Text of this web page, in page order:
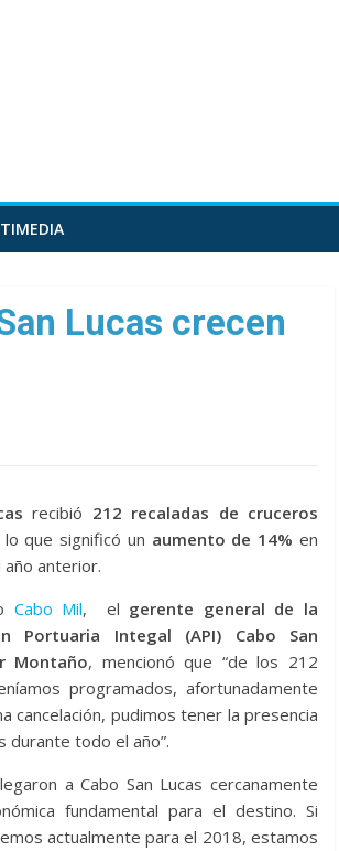
Lucas crecen
recibió 212 recaladas de cruceros
que significó un aumento de 14% en
año anterior.
Cabo Mil, el gerente general de la
Portuaria Integal (API) Cabo San
Montaño, mencionó que “de los 212
programados, afortunadamente
cancelación, pudimos tener la presencia
durante todo el año”.
a Cabo San Lucas cercanamente
fundamental para el destino. Si
actualmente para el 2018, estamos